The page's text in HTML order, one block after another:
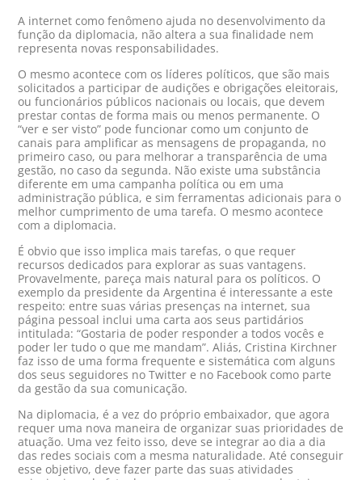
A internet como fenômeno ajuda no desenvolvimento da
função da diplomacia, não altera a sua finalidade nem
representa novas responsabilidades.
O mesmo acontece com os líderes políticos, que são mais
solicitados a participar de audições e obrigações eleitorais,
ou funcionários públicos nacionais ou locais, que devem
prestar contas de forma mais ou menos permanente. O
“ver e ser visto” pode funcionar como um conjunto de
canais para amplificar as mensagens de propaganda, no
primeiro caso, ou para melhorar a transparência de uma
gestão, no caso da segunda. Não existe uma substância
diferente em uma campanha política ou em uma
administração pública, e sim ferramentas adicionais para o
melhor cumprimento de uma tarefa. O mesmo acontece
com a diplomacia.
É obvio que isso implica mais tarefas, o que requer
recursos dedicados para explorar as suas vantagens.
Provavelmente, pareça mais natural para os políticos. O
exemplo da presidente da Argentina é interessante a este
respeito: entre suas várias presenças na internet, sua
página pessoal inclui uma carta aos seus partidários
intitulada: “Gostaria de poder responder a todos vocês e
poder ler tudo o que me mandam”. Aliás, Cristina Kirchner
faz isso de uma forma frequente e sistemática com alguns
dos seus seguidores no Twitter e no Facebook como parte
da gestão da sua comunicação.
Na diplomacia, é a vez do próprio embaixador, que agora
requer uma nova maneira de organizar suas prioridades de
atuação. Uma vez feito isso, deve se integrar ao dia a dia
das redes sociais com a mesma naturalidade. Até conseguir
esse objetivo, deve fazer parte das suas atividades